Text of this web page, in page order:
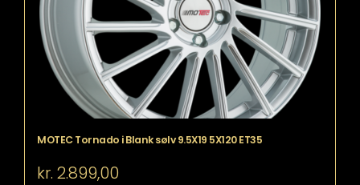
MOTEC Tornado i Blank sølv 9.5X19 5X120 ET35
kr. 2.899,00